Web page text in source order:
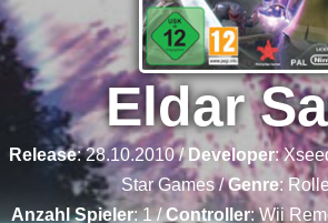
Eldar
Release: 28.10.2010 / Developer:
Star Games/Genre:
Anzahl Spieler: 1 /Controller: Wii